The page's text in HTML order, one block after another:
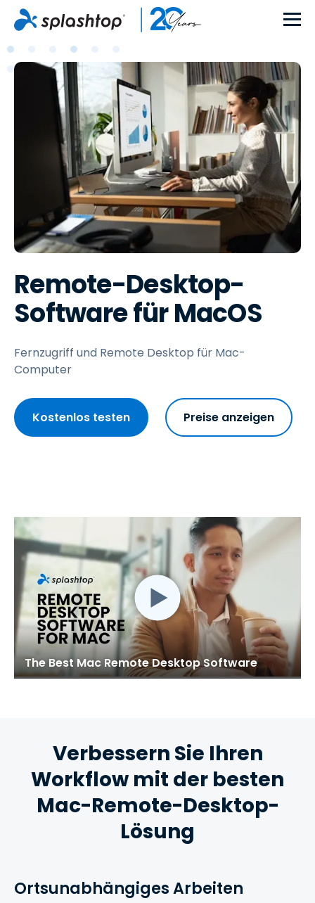
Remote-Desktop-
Software für MacOS
Fernzugriff und Remote Desktop für Mac-
Computer
Kostenlos testen Preise anzeigen
The Best Mac Remote Desktop Software
Verbessern Sie Ihren
Workflow mit der besten
Mac-Remote-Desktop-
Lösung
Ortsunabhängiges Arbeiten